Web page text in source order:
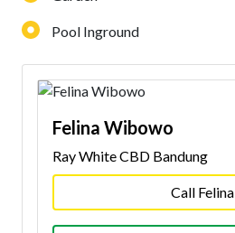
Felina Wibowo
Ray White CBD Bandung
Call Felina
Pool Inground